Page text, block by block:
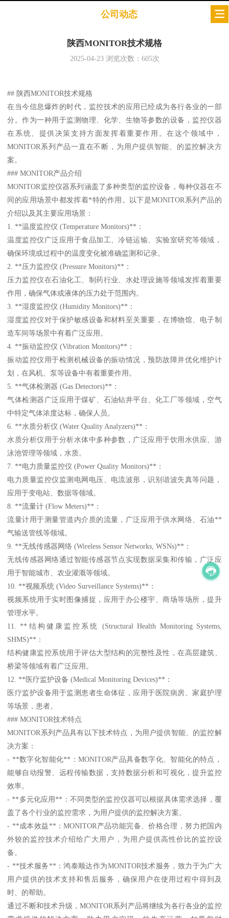
公司动态
陕西MONITOR技术规格
2025-04-23浏览次数： 605次
## 陕西MONITOR技术规格
在当今信息爆炸的时代，监控技术的应用已经成为各行各业的一部
分。作为一种用于监测物理、化学、生物等参数的设备，监控仪器
在系统、提供决策支持方面发挥着重要作用。在这个领域中，
MONITOR系列产品一直在不断，为用户提供智能、的监控解决方
案。
### MONITOR产品介绍
MONITOR监控仪器系列涵盖了多种类型的监控设备，每种仪器在不
同的应用场景中都发挥着*特的作用。以下是MONITOR系列产品的
介绍以及其主要应用场景：
1. **温度监控仪 (Temperature Monitors)**：
温度监控仪广泛应用于食品加工、冷链运输、实验室研究等领域，
确保环境或过程中的温度变化被准确监测和记录。
2. **压力监控仪 (Pressure Monitors)**：
压力监控仪在石油化工、制药行业、水处理设施等领域发挥着重要
作用，确保气体或液体的压力处于范围内。
3. **湿度监控仪 (Humidity Monitors)**：
湿度监控仪对于保护敏感设备和材料至关重要，在博物馆、电子制
造车间等场景中有着广泛应用。
4. **振动监控仪 (Vibration Monitors)**：
振动监控仪用于检测机械设备的振动情况，预防故障并优化维护计
划，在风机、泵等设备中有着重要作用。
5. **气体检测器 (Gas Detectors)**：
气体检测器广泛应用于煤矿、石油钻井平台、化工厂等领域，空气
中特定气体浓度达标，确保人员。
6. **水质分析仪 (Water Quality Analyzers)**：
水质分析仪用于分析水体中多种参数，广泛应用于饮用水供应、游
泳池管理等领域，水质。
7. **电力质量监控仪 (Power Quality Monitors)**：
电力质量监控仪监测电网电压、电流波形，识别谐波失真等问题，
应用于变电站、数据等领域。
8. **流量计 (Flow Meters)**：
流量计用于测量管道内介质的流量，广泛应用于供水网络、石油**
气输送管线等领域。
9. **无线传感器网络 (Wireless Sensor Networks, WSNs)**：
无线传感器网络通过智能传感器节点实现数据采集和传输，广泛应
用于智能城市、农业灌溉等领域。
10. **视频系统 (Video Surveillance Systems)**：
视频系统用于实时图像捕捉，应用于办公楼宇、商场等场所，提升
管理水平。
11. **结构健康监控系统 (Structural Health Monitoring Systems,
SHMS)**：
结构健康监控系统用于评估大型结构的完整性及性，在高层建筑、
桥梁等领域有着广泛应用。
12. **医疗监护设备 (Medical Monitoring Devices)**：
医疗监护设备用于监测患者生命体征，应用于医院病房、家庭护理
等场景，患者。
### MONITOR技术特点
MONITOR系列产品具有以下技术特点，为用户提供智能、的监控解
决方案：
- **数字化智能化**：MONITOR产品具备数字化、智能化的特点，
能够自动报警、远程传输数据，支持数据分析和可视化，提升监控
效率。
- **多元化应用**：不同类型的监控仪器可以根据具体需求选择，覆
盖了各个行业的监控需求，为用户提供的监控解决方案。
- **成本效益**：MONITOR产品功能完备、价格合理，努力把国内
外较的监控技术介绍给广大用户，为用户提供高性价比的监控设
备。
- **技术服务**：鸿泰顺达作为MONITOR技术服务，致力于为广大
用户提供的技术支持和售后服务，确保用户在使用过程中得到及
时、的帮助。
通过不断和技术升级，MONITOR系列产品将继续为各行各业的监控